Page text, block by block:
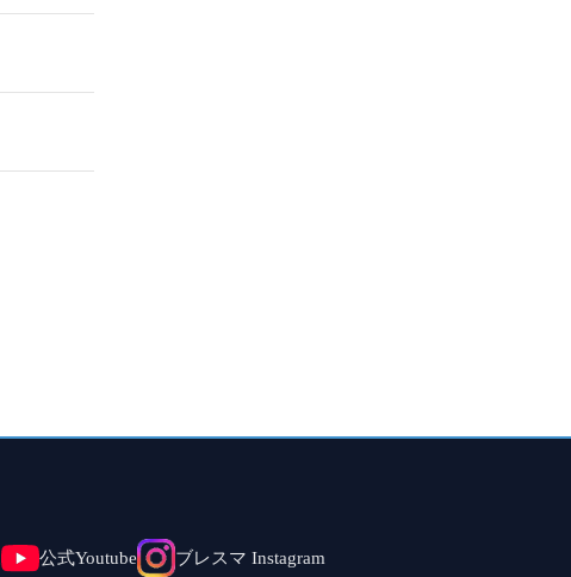
公式Youtube ブレスマ Instagram